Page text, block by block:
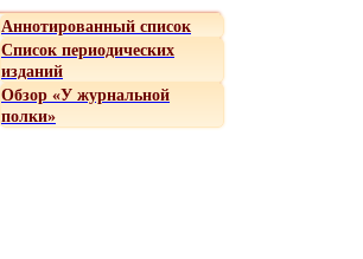
Аннотированный список
Список периодических
изданий
Обзор «У журнальной
полки»